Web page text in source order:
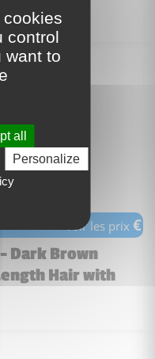
voir les prix €
Dark Brown
Hair with
control
want to
all
Personalize